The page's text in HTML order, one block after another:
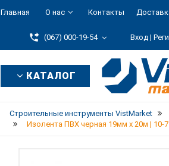
Главная О нас Контакты
(067) 000-19-54 Вход |
КАТАЛОГ
Строительные инструменты VistMarket
Изолента ПВХ черная 19мм х 20м | 10-